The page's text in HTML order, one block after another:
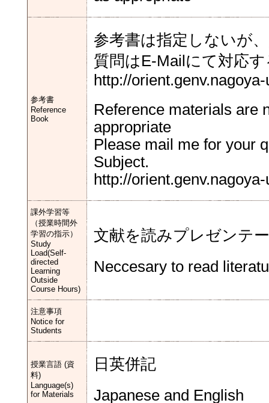
参考書
Reference
Book
参考書は指定しないが
質問はE-Mailにて対応す
http://
Reference materials are
appropriate
Please mail me for your
Subject.
http://
課外学習等
（授業時間外
学習の指示）
Study
Load(Self-
directed
Learning
Outside
Course Hours)
文献を読みプレゼンテ
Neccesary to read
注意事項
Notice for
Students
授業言語 (資
料)
Language(s)
for Materials
日英併記
Japanese and English